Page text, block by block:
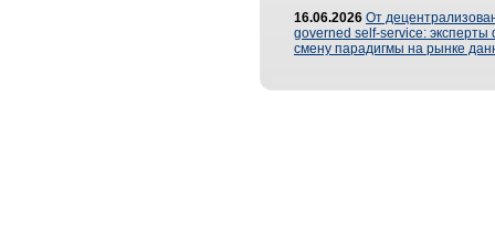
16.06.2026 От
governed self-service: эксперты
смену парадигмы на рынке